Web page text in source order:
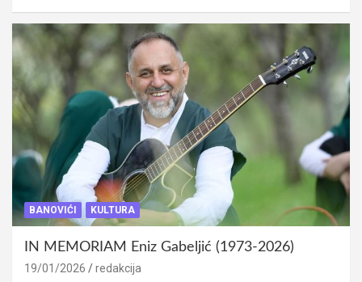
BANOVIĆI KULTURA
IN MEMORIAM Eniz Gabeljić (1973-2026)
19/01/2026 redakcija